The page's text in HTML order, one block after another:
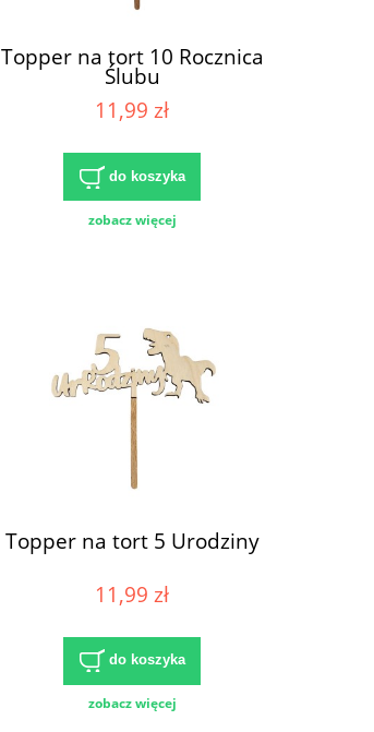
Topper na tort 10 Rocznica
Ślubu
11,99 zł
do koszyka
zobacz więcej
Topper na tort 5 Urodziny
11,99 zł
do koszyka
zobacz więcej